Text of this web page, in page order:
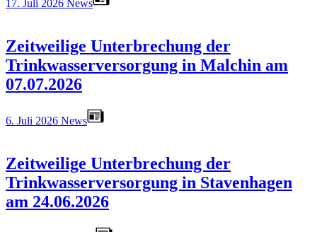
17. Juli 2026 News
Zeitweilige Unterbrechung der
Trinkwasserversorgung in Malchin am
07.07.2026
6. Juli 2026 News
Zeitweilige Unterbrechung der
Trinkwasserversorgung in Stavenhagen
am 24.06.2026